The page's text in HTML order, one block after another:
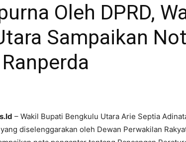
Oleh DPRD,
Sampaikan
– Wakil Bupati Bengkulu Utara Arie Septia
diselenggarakan oleh Dewan Perwakilan